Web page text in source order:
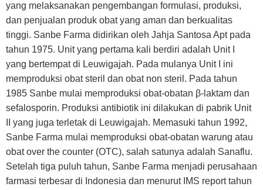
yang melaksanakan pengembangan formulasi, produksi,
dan penjualan produk obat yang aman dan berkualitas
tinggi. Sanbe Farma didirikan oleh Jahja Santosa Apt pada
tahun 1975. Unit yang pertama kali berdiri adalah Unit I
yang bertempat di Leuwigajah. Pada mulanya Unit I ini
memproduksi obat steril dan obat non steril. Pada tahun
1985 Sanbe mulai memproduksi obat-obatan β-laktam dan
sefalosporin. Produksi antibiotik ini dilakukan di pabrik Unit
II yang juga terletak di Leuwigajah. Memasuki tahun 1992,
Sanbe Farma mulai memproduksi obat-obatan warung atau
obat over the counter (OTC), salah satunya adalah Sanaflu.
Setelah tiga puluh tahun, Sanbe Farma menjadi perusahaan
farmasi terbesar di Indonesia dan menurut IMS report tahun